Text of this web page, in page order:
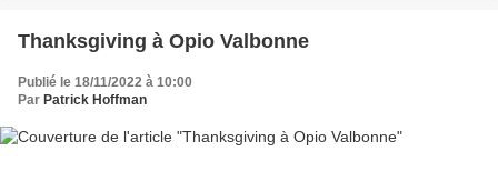
Thanksgiving à Opio Valbonne
Publié le 18/11/2022 à 10:00
Par Patrick Hoffman